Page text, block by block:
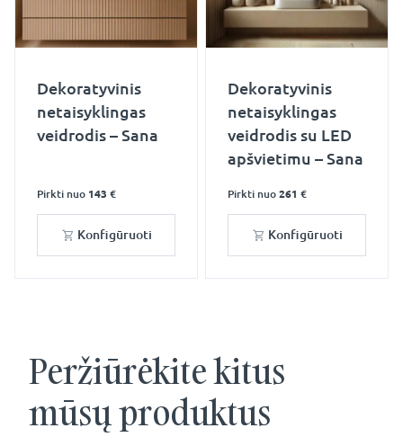
Dekoratyvinis
netaisyklingas
veidrodis – Sana
Pirkti nuo 143 €
Konfigūruoti
Dekoratyvinis
netaisyklingas
veidrodis su LED
apšvietimu – Sana
Pirkti nuo 261 €
Konfigūruoti
Peržiūrėkite kitus
mūsų produktus